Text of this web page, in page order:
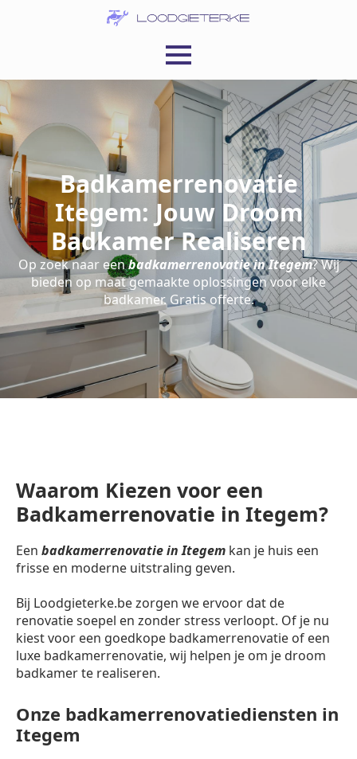
Badkamerrenovatie
Itegem: Jouw Droom
Badkamer Realiseren
Op zoek naar eenbadkamerrenovatie in Itegem? Wij
bieden op maat gemaakte oplossingen voor elke
badkamer. Gratis offerte.
Waarom Kiezen voor een
Badkamerrenovatie in Itegem?
Een badkamerrenovatie in Itegem kan je huis een
frisse en moderne uitstraling geven.
Bij Loodgieterke.be zorgen we ervoor dat de
renovatie soepel en zonder stress verloopt. Of je nu
kiest voor een goedkope badkamerrenovatie of een
luxe badkamerrenovatie, wij helpen je om je droom
badkamer te realiseren.
Onze badkamerrenovatiediensten in
Itegem